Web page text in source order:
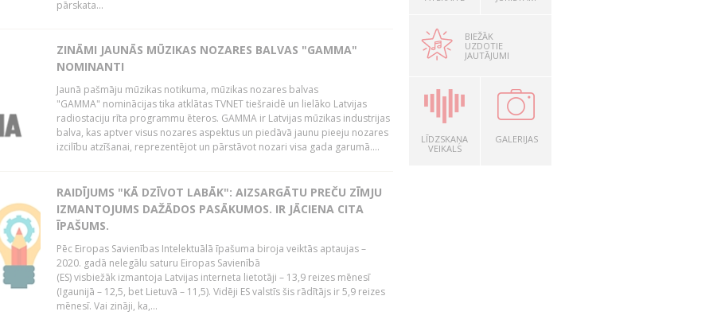
pārskata...
ZINĀMI JAUNĀS MŪZIKAS NOZARES BALVAS "GAMMA"
NOMINANTI
Jaunā pašmāju mūzikas notikuma, mūzikas nozares balvas
"GAMMA" nominācijas tika atklātas TVNET tiešraidē un lielāko Latvijas
radiostaciju rīta programmu ēteros. GAMMA ir Latvijas mūzikas industrijas
balva, kas aptver visus nozares aspektus un piedāvā jaunu pieeju nozares
izcilību atzīšanai, reprezentējot un pārstāvot nozari visa gada garumā....
RAIDĪJUMS "KĀ DZĪVOT LABĀK": AIZSARGĀTU PREČU ZĪMJU
IZMANTOJUMS DAŽĀDOS PASĀKUMOS. IR JĀCIENA CITA
ĪPAŠUMS.
Pēc Eiropas Savienības Intelektuālā īpašuma biroja veiktās aptaujas –
2020. gadā nelegālu saturu Eiropas Savienībā
(ES) visbiežāk izmantoja Latvijas interneta lietotāji – 13,9 reizes mēnesī
(Igaunijā – 12,5, bet Lietuvā – 11,5). Vidēji ES valstīs šis rādītājs ir 5,9 reizes
mēnesī. Vai zināji, ka,...
BIEŽĀK
UZDOTIE
JAUTĀJUMI
LĪDZSKAŅA
VEIKALS
GALERIJAS